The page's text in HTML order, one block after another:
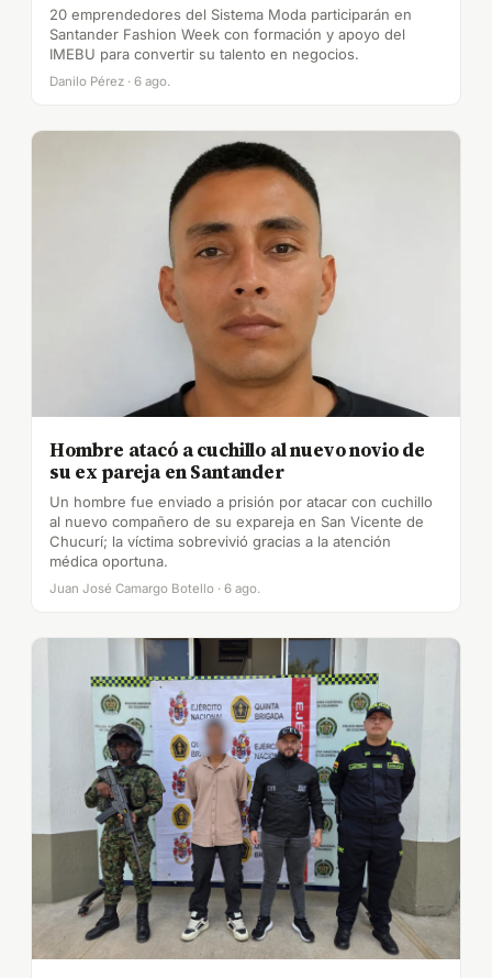
20 emprendedores del Sistema Moda participarán en
Santander Fashion Week con formación y apoyo del
IMEBU para convertir su talento en negocios.
Danilo Pérez · 6 ago.
Hombre atacó a cuchillo al nuevo novio de
su ex pareja en Santander
Un hombre fue enviado a prisión por atacar con cuchillo
al nuevo compañero de su expareja en San Vicente de
Chucurí; la víctima sobrevivió gracias a la atención
médica oportuna.
Juan José Camargo Botello · 6 ago.